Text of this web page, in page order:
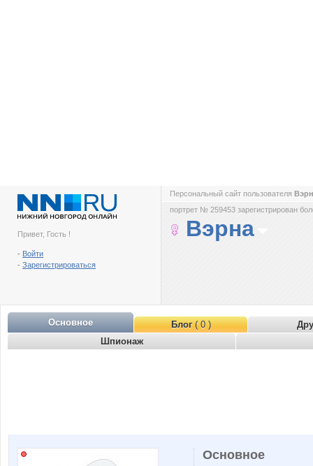
Привет, Гость !
- Войти
- Зарегистрироваться
Персональный сайт пользователя
портрет № 259453 зарегистрирован
Вэрна
Основное Блог( 0 )
Шпионаж
Основное